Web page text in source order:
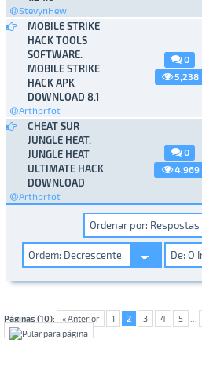
StevynHew
MOBILE STRIKE
HACK TOOLS
SOFTWARE.
MOBILE STRIKE
HACK APK
DOWNLOAD 8.1
Arthprfot
0
5,238
CHEAT SUR
JUNGLE HEAT.
JUNGLE HEAT
ULTIMATE HACK
DOWNLOAD
Arthprfot
0
4,969
Páginas (10): « Anterior 1 2 3 4 5